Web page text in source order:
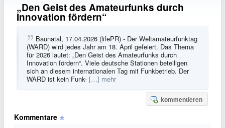
„Den Geist des Amateurfunks durch
Innovation fördern“
Baunatal, 17.04.2026 (lifePR) - Der Weltamateurfunktag
(WARD) wird jedes Jahr am 18. April gefeiert. Das Thema
für 2026 lautet: „Den Geist des Amateurfunks durch
Innovation fördern“. Viele deutsche Stationen beteiligen
sich an diesem internationalen Tag mit Funkbetrieb. Der
WARD ist kein Funk- […] mehr
kommentieren
Kommentare